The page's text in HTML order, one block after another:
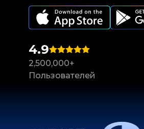
4.9
2,500,000+
Пользователей